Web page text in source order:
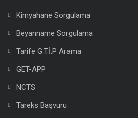
Kimyahane Sorgulama
Beyanname Sorgulama
Tarife G.T.İ.P Arama
GET-APP
NCTS
Tareks Başvuru